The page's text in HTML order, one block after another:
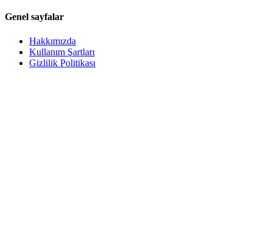
Genel sayfalar
Hakkımızda
Kullanım Şartları
Gizlilik Politikası